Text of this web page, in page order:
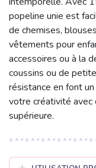
popeline unie est
de chemises,
vêtements pour
accessoires ou à la
coussins ou de
résistance en font
votre créativité
supérieure.